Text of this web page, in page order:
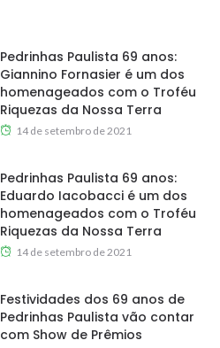
Pedrinhas Paulista 69 anos:
Giannino Fornasier é um dos
homenageados com o Troféu
Riquezas da Nossa Terra
14 de setembro de 2021
Pedrinhas Paulista 69 anos:
Eduardo Iacobacci é um dos
homenageados com o Troféu
Riquezas da Nossa Terra
14 de setembro de 2021
Festividades dos 69 anos de
Pedrinhas Paulista vão contar
com Show de Prêmios